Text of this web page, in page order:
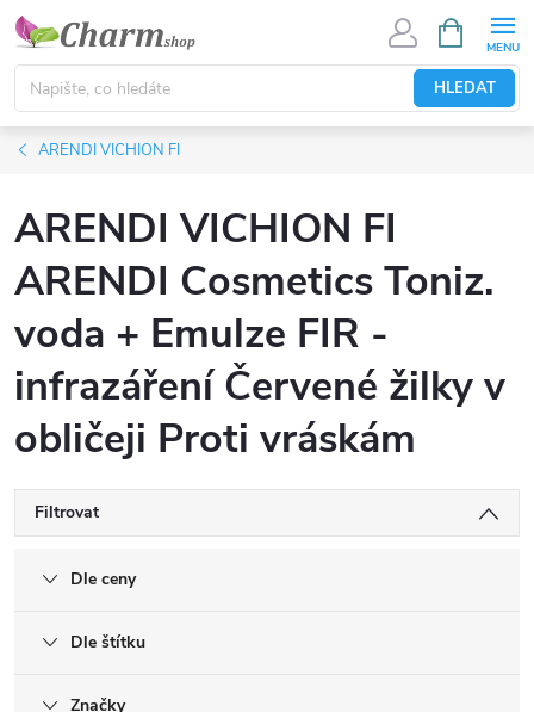
Přejít
obsah
HLEDAT
NÁKUPNÍ
KOŠÍK
ARENDI VICHION FI
ARENDI VICHION FI
ARENDI Cosmetics Toniz.
voda + Emulze FIR -
infrazáření Červené žilky v
obličeji Proti vráskám
Filtrovat
Dle ceny
Dle štítku
Značky